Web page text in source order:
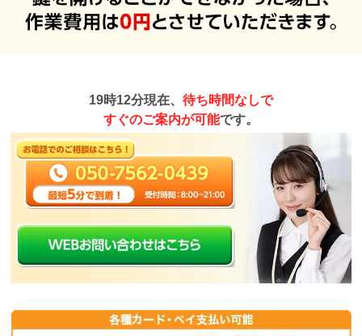
19時12分現在、 待ち時間なしで
すぐのご案内が可能です。